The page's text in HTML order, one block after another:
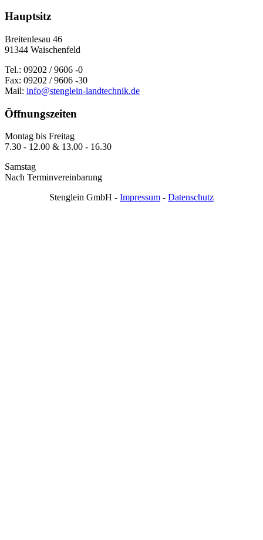
Hauptsitz
Breitenlesau 46
91344 Waischenfeld
Tel.: 09202 / 9606 -0
Fax: 09202 / 9606 -30
Mail: info@stenglein-landtechnik.de
Öffnungszeiten
Montag bis Freitag
7.30 - 12.00 & 13.00 - 16.30
Samstag
Nach Terminvereinbarung
Stenglein GmbH - Impressum - Datenschutz